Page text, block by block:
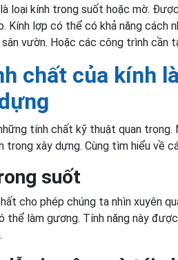
loại kính trong suốt hoặc mờ.
Kính lợp có thể có khả năng cách
sân vườn. Hoặc các công trình cần
chất của kính
tính chất kỹ thuật quan
trong xây dựng. Cùng tìm hiểu về
suốt
cho phép chúng ta nhìn xuyên
thể làm gương. Tính năng này